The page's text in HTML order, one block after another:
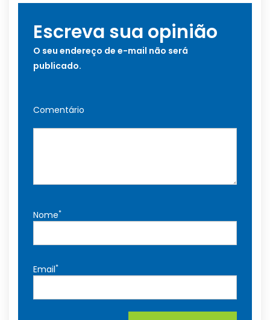
Escreva sua opinião
O seu endereço de e-mail não será
publicado.
Comentário
Nome*
Email*